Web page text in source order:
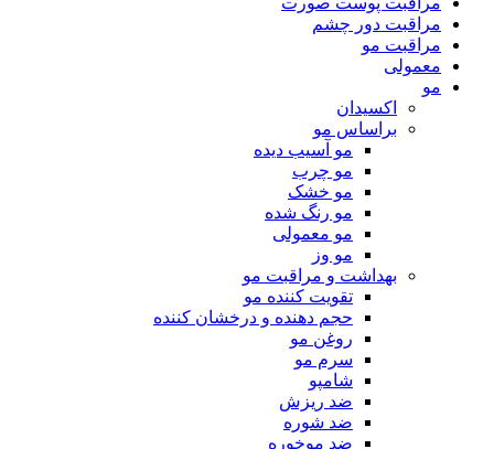
مراقبت دور چشم
مراقبت مو
معمولی
مو
اکسیدان
براساس مو
مو آسیب دیده
مو چرب
مو خشک
مو رنگ شده
مو معمولی
مو وز
بهداشت و مراقبت مو
تقویت کننده مو
حجم دهنده و درخشان کننده
روغن مو
سرم مو
شامپو
ضد ریزش
ضد شوره
ضد موخوره